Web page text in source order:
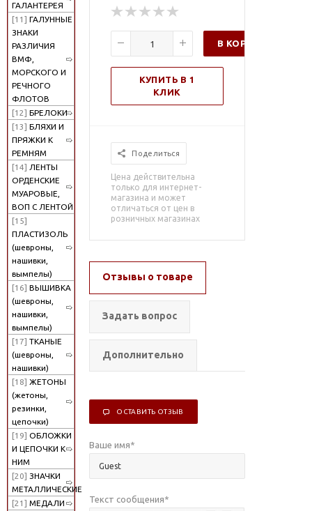
ГАЛАНТЕРЕЯ
[11] ГАЛУННЫЕ
ЗНАКИ
РАЗЛИЧИЯ
ВМФ,
МОРСКОГО И
РЕЧНОГО
ФЛОТОВ
[12] БРЕЛОКИ
[13] БЛЯХИ И
ПРЯЖКИ К
РЕМНЯМ
[14] ЛЕНТЫ
ОРДЕНСКИЕ
МУАРОВЫЕ,
ВОП С ЛЕНТОЙ
[15]
ПЛАСТИЗОЛЬ
(шевроны,
нашивки,
вымпелы)
[16] ВЫШИВКА
(шевроны,
нашивки,
вымпелы)
[17] ТКАНЫЕ
(шевроны,
нашивки)
[18] ЖЕТОНЫ
(жетоны,
резинки,
цепочки)
[19] ОБЛОЖКИ
И ЦЕПОЧКИ К
НИМ
[20] ЗНАЧКИ
МЕТАЛЛИЧЕСКИЕ
[21] МЕДАЛИ
В КОРЗИНУ
КУПИТЬ В 1
КЛИК
Поделиться
Цена действительна
только для интернет-
магазина и может
отличаться от цен в
розничных магазинах
Отзывы о товаре
Задать вопрос
Дополнительно
ОСТАВИТЬ ОТЗЫВ
Ваше имя*
Текст сообщения*